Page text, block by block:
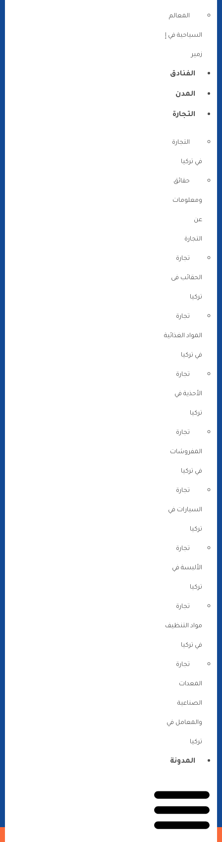
المعالم
السياحية في إ
زمير
الفنادق
المدن
التجارة
التجارة
في تركيا
حقائق
ومعلومات
عن
التجارة
تجارة
الحقائب فى
تركيا
تجارة
المواد الغذائية
في تركيا
تجارة
الأحذية في
تركيا
تجارة
المفروشات
في تركيا
تجارة
السيارات في
تركيا
تجارة
الألبسة في
تركيا
تجارة
مواد التنظيف
في تركيا
تجارة
المعدات
الصناعية
والمعامل في
تركيا
المدونة